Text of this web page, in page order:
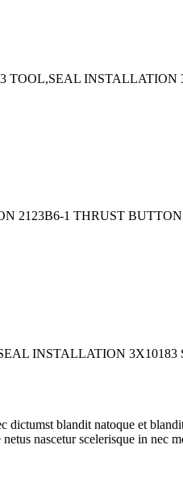
INSTALLATION
2123B6-1 THRUST
INSTALLATION
blandit natoque et
nascetur scelerisque in nec